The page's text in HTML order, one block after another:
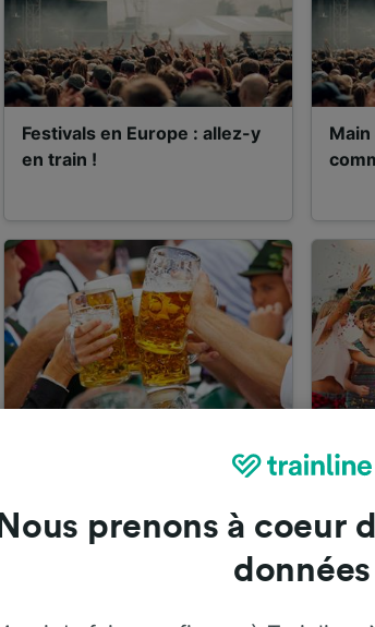
Festivals en Europe : allez-y
en train !
Main
Oktoberfest 2026 à Munich :
Nous prenons à coeur
données